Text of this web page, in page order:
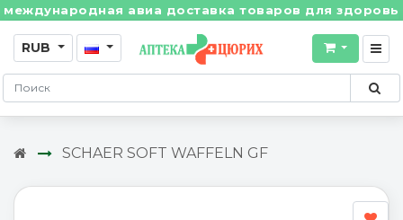
авиа доставка товаров для здоровья
RUB
SCHAER SOFT WAFFELN GF